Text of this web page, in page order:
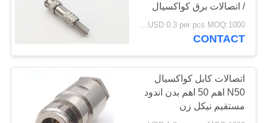
تماس
بگیرید
درخواست
نقل
/ اتصالات برق کواکسیال
USD 0.3 per pcs MOQ:1000 عدد
CONTACT
اتصالات کابل کواکسیال
N50 اهم 50 اهم بدن اندود
مستقیم نیکل زن